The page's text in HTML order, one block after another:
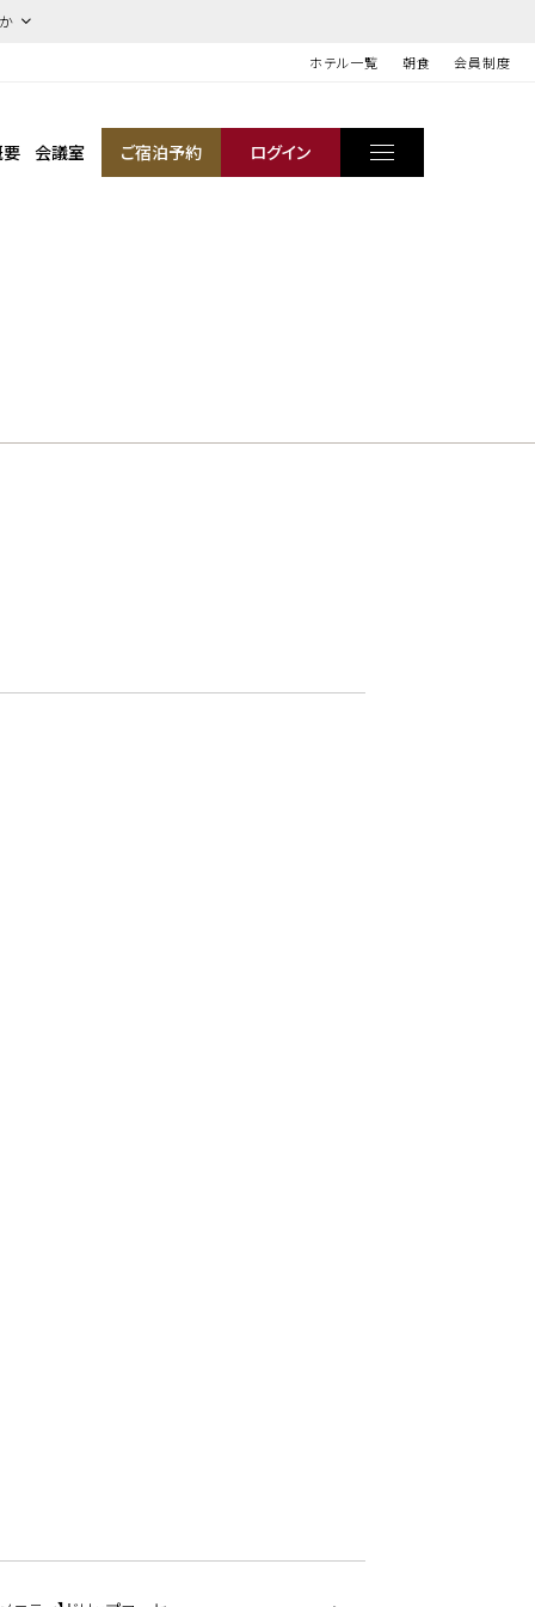
ホテル一覧 朝食 会員制度
要 会議室 ご宿泊予約 ログイン